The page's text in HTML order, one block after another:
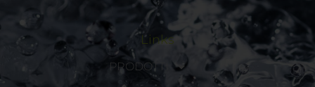
Links
PRODOTTI